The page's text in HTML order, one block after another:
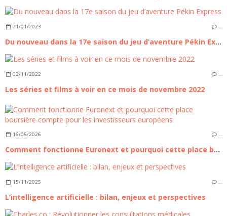
21/01/2023 …
Du nouveau dans la 17e saison du jeu d’aventure Pékin Express
03/11/2022 …
Les séries et films à voir en ce mois de novembre 2022
16/05/2026 …
Comment fonctionne Euronext et pourquoi cette place boursière compte pour les investisseurs européens
15/11/2025 …
L’intelligence artificielle : bilan, enjeux et perspectives